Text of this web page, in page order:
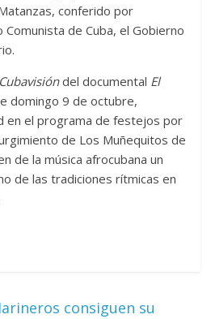
conferido por
de Cuba, el Gobierno
Cubavisióndel documental El
domingo 9 de octubre,
en el programa de festejos por
de Los Muñequitos de
de la música afrocubana un
de las tradiciones rítmicas en
consiguen su